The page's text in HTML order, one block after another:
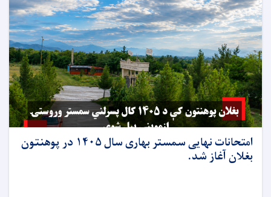
امتحانات نهایی سمستر بهاری سال ۱۴۰۵ در پوهنتون
بغلان آغاز شد.